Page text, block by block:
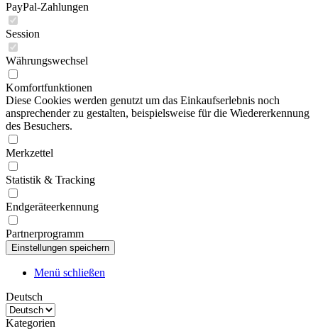
PayPal-Zahlungen
Session
Währungswechsel
Komfortfunktionen
Diese Cookies werden genutzt um das Einkaufserlebnis noch
ansprechender zu gestalten, beispielsweise für die Wiedererkennung
des Besuchers.
Merkzettel
Statistik & Tracking
Endgeräteerkennung
Partnerprogramm
Menü schließen
Deutsch
Kategorien